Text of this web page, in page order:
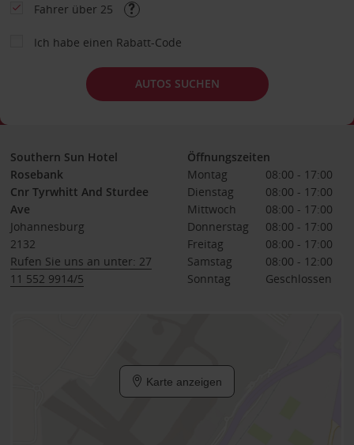
Fahrer über 25
Ich habe einen Rabatt-Code
AUTOS SUCHEN
Southern Sun Hotel
Rosebank
Cnr Tyrwhitt And Sturdee
Ave
Johannesburg
2132
Rufen Sie uns an unter: 27
11 552 9914/5
Öffnungszeiten
Montag
08:00 - 17:00
Dienstag
08:00 - 17:00
Mittwoch
08:00 - 17:00
Donnerstag
08:00 - 17:00
Freitag
08:00 - 17:00
Samstag
08:00 - 12:00
Sonntag
Geschlossen
Karte anzeigen